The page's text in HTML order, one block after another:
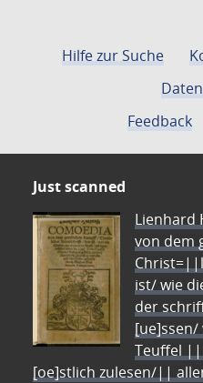
Hilfe zur Suche
Feedback
Just scanned
Lienhard
von dem
ist/ wie
der
Teuffel ||
[oe]stlich zulesen/||